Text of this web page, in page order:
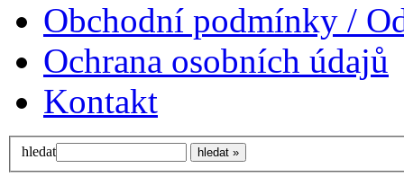
Obchodní podmínky /
Ochrana osobních údajů
Kontakt
hledat